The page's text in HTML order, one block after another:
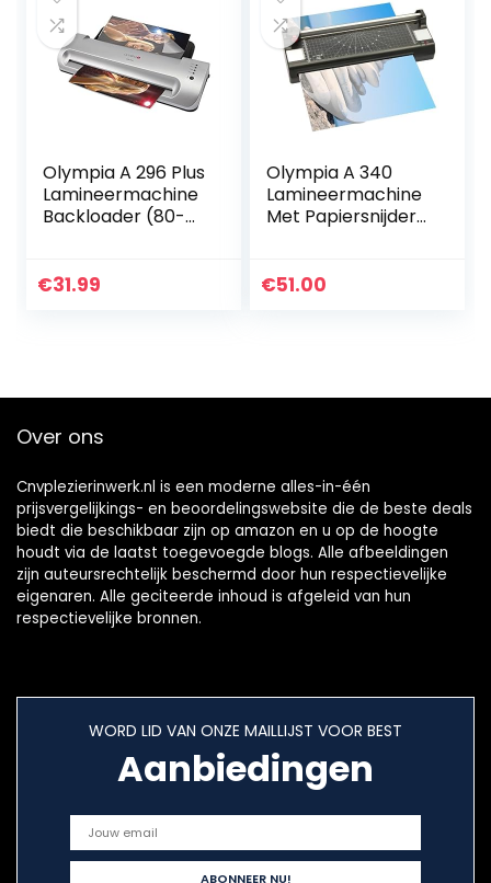
Olympia A 296 Plus
Lamineermachine
Backloader (80-
Lamineermachine
€31.99
Olympia A 340
Lamineermachine
Met Papiersnijder
Compact Design,
€51.00
Over ons
Cnvplezierinwerk.nl is een moderne alles-in-één
prijsvergelijkings- en beoordelingswebsite die de beste deals
biedt die beschikbaar zijn op amazon en u op de hoogte
houdt via de laatst toegevoegde blogs. Alle afbeeldingen
zijn auteursrechtelijk beschermd door hun respectievelijke
eigenaren. Alle geciteerde inhoud is afgeleid van hun
respectievelijke bronnen.
WORD LID VAN ONZE MAILLIJST VOOR BEST
Aanbiedingen